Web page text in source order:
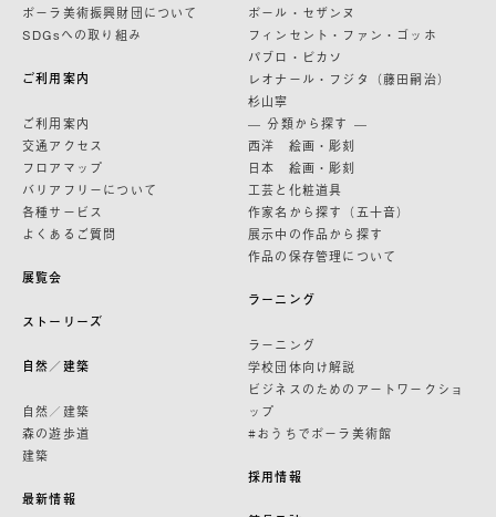
ポーラ美術振興財団について
SDGsへの取り組み
ご利用案内
ご利用案内
交通アクセス
フロアマップ
バリアフリーについて
各種サービス
よくあるご質問
展覧会
ストーリーズ
自然／建築
自然／建築
森の遊歩道
建築
最新情報
ポール・セザンヌ
フィンセント・ファン・ゴッホ
パブロ・ピカソ
レオナール・フジタ（藤田嗣治）
杉山寧
— 分類から探す —
西洋 絵画・彫刻
日本 絵画・彫刻
工芸と化粧道具
作家名から探す（五十音）
展示中の作品から探す
作品の保存管理について
ラーニング
ラーニング
学校団体向け解説
ビジネスのためのアートワークショ
ップ
#おうちでポーラ美術館
採用情報